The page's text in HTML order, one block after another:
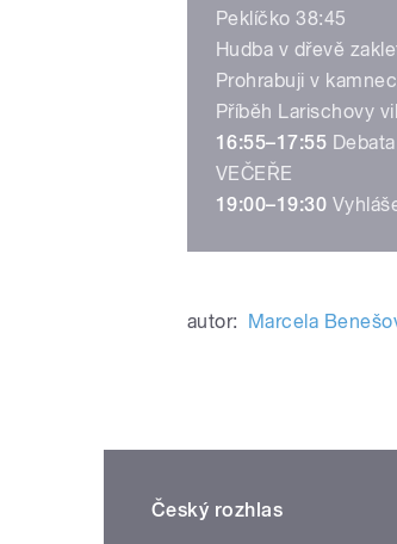
Peklíčko 38:45
Hudba v dřevě
Prohrabuji v
Příběh Larischovy
16:55–17:55
VEČEŘE
19:00–19:30
autor: Marcela
Český rozhlas